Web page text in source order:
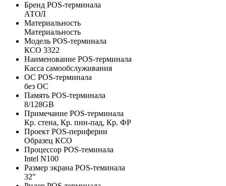
Бренд POS-терминала
АТОЛ
Материальность
Материальность
Модель POS-терминала
КСО 3322
Наименование POS-терминала
Касса самообслуживания
ОС POS-терминала
без ОС
Память POS-терминала
8/128GB
Примечание POS-терминала
Кр. стена, Кр. пин-пад, Кр. ФР
Проект POS-периферии
Образец КСО
Процессор POS-теминала
Intel N100
Размер экрана POS-теминала
32"